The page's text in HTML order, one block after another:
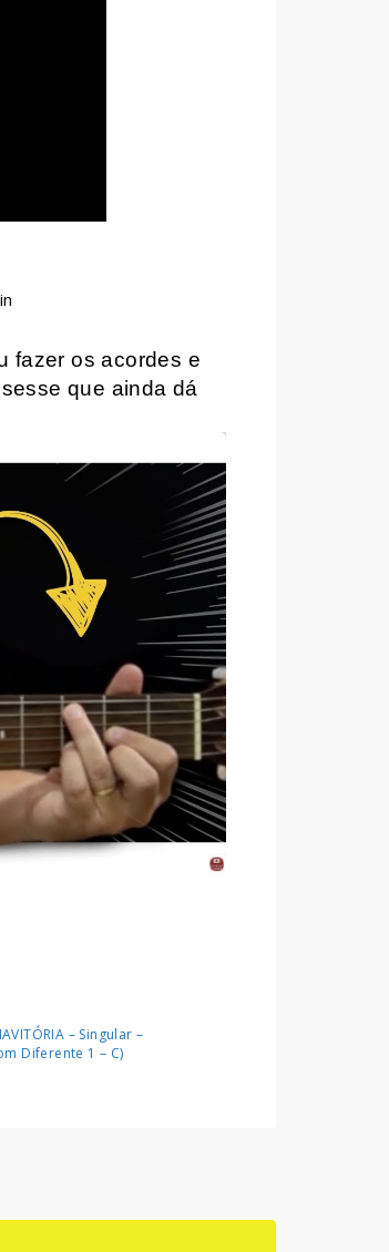
fazer os acordes e
que ainda dá
– Singular –
Diferente 1 – C)